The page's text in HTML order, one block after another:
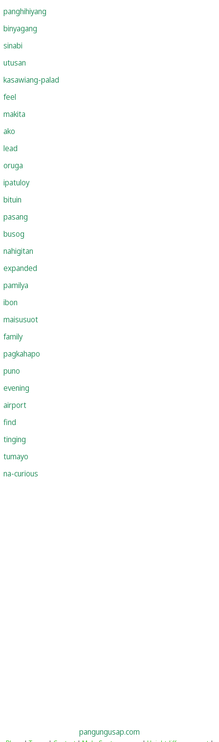
panghihiyang
binyagang
sinabi
utusan
kasawiang-palad
feel
makita
ako
lead
oruga
ipatuloy
bituin
pasang
busog
nahigitan
expanded
pamilya
ibon
maisusuot
family
pagkahapo
puno
evening
airport
find
tinging
tumayo
na-curious
pangungusap.com